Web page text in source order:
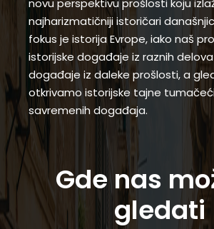
novu perspektivu prošlosti koju
najharizmatičniji istoričari
fokus je istorija Evrope, iako naš
istorijske događaje iz raznih
događaje iz daleke prošlosti, a
otkrivamo istorijske tajne
savremenih događaja.
Gde nas
gledati